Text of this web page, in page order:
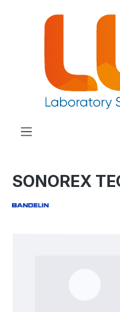
principale
SONOREX